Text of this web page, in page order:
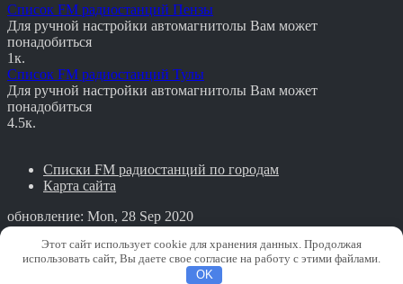
Список FM радиостанций Пензы
Для ручной настройки автомагнитолы Вам может
понадобиться
1к.
Список FM радиостанций Тулы
Для ручной настройки автомагнитолы Вам может
понадобиться
4.5к.
Списки FM радиостанций по городам
Карта сайта
обновление: Mon, 28 Sep 2020
PRO Авто
Copyright © PRO Авто. All rights reserved.
Этот сайт использует cookie для хранения данных. Продолжая
использовать сайт, Вы даете свое согласие на работу с этими файлами.
OK